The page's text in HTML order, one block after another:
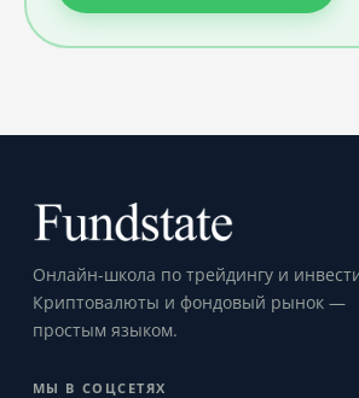
Онлайн-школа по трейдингу и
Криптовалюты и фондовый рынок —
простым языком.
МЫ В СОЦСЕТЯХ